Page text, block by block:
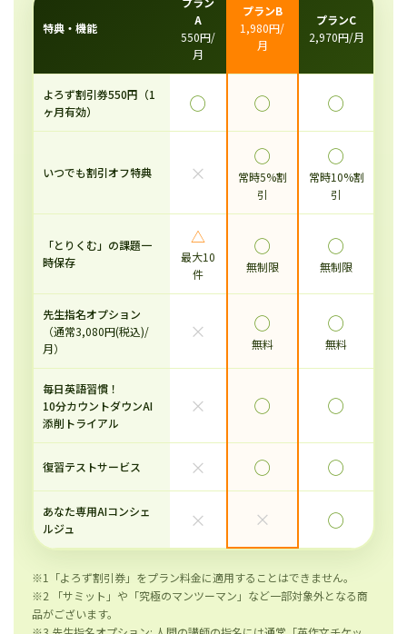
特典・機能
A
550円/
月
プランB
1,980円/
月
プランC
2,970円/月
よろず割引券550円（1
ヶ月有効）
◯ ◯ ◯
いつでも割引オフ特典 ×
◯
常時5%割
引
◯
常時10%割
引
「とりくむ」の課題一
時保存
△
最大10
件
◯
無制限
◯
無制限
先生指名オプション
（通常3,080円(税込)/
月）
× ◯
無料
◯
無料
毎日英語習慣！
10分カウントダウンAI
添削トライアル
× ◯ ◯
復習テストサービス × ◯ ◯
あなた専用AIコンシェ
ルジュ
× × ◯
※1「よろず割引券」をプラン料金に適用することはできません。
※2 「サミット」や「究極のマンツーマン」など一部対象外となる商
品がございます。